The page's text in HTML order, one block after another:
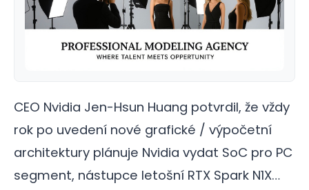
CEO Nvidia Jen-Hsun Huang potvrdil, že vždy
rok po uvedení nové grafické / výpočetní
architektury plánuje Nvidia vydat SoC pro PC
segment, nástupce letošní RTX Spark N1X…